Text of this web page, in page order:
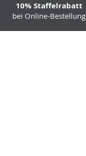
10% Staffelrabatt
bei Online-Bestellung